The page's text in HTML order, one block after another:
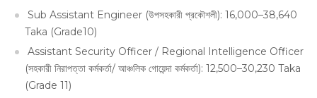
Sub Assistant Engineer (উপসহকারী প্রকৌশলী): 16,000–38,640
Taka (Grade10)
Assistant Security Officer / Regional Intelligence Officer
(সহকারী নিরাপত্তা কর্মকর্তা/ আঞ্চলিক গোয়েন্দা কর্মকর্তা): 12,500–30,230 Taka
(Grade 11)